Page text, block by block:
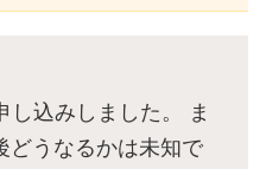
し込みしました。 ま
どうなるかは未知で